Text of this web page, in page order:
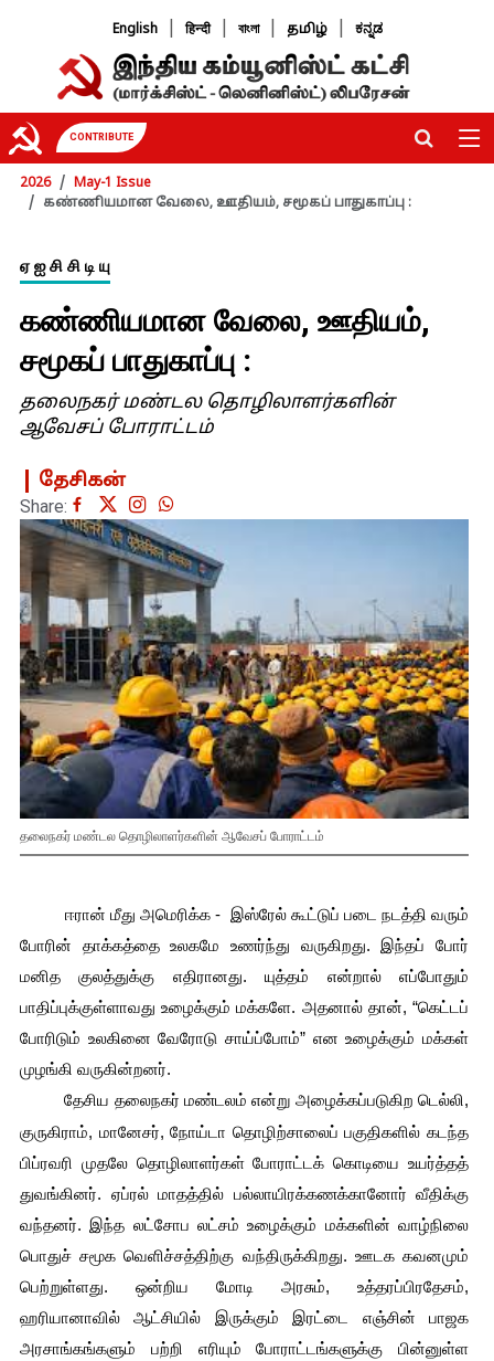
English हिन्दी বাংলা தமிழ் ಕನ್ನಡ
CONTRIBUTE
2026
May-1 Issue
கண்ணியமான வேலை, ஊதியம், சமூகப் பாதுகாப்பு :
ஏ ஐ சி சி டி யு
கண்ணியமான வேலை, ஊதியம்,
சமூகப் பாதுகாப்பு :
தலைநகர் மண்டல தொழிலாளர்களின்
ஆவேசப் போராட்டம்
தேசிகன்
Share:
தலைநகர் மண்டல தொழிலாளர்களின் ஆவேசப் போராட்டம்
          ஈரான் மீது அமெரிக்க -  இஸ்ரேல் கூட்டுப் படை நடத்தி வரும்
போரின் தாக்கத்தை உலகமே உணர்ந்து வருகிறது. இந்தப் போர்
மனித குலத்துக்கு எதிரானது. யுத்தம் என்றால் எப்போதும்
பாதிப்புக்குள்ளாவது உழைக்கும் மக்களே. அதனால் தான், “கெட்டப்
போரிடும் உலகினை வேரோடு சாய்ப்போம்” என உழைக்கும் மக்கள்
முழங்கி வருகின்றனர்.
தேசிய தலைநகர் மண்டலம் என்று அழைக்கப்படுகிற டெல்லி,
குருகிராம், மானேசர், நோய்டா தொழிற்சாலைப் பகுதிகளில் கடந்த
பிப்ரவரி முதலே தொழிலாளர்கள் போராட்டக் கொடியை உயர்த்தத்
துவங்கினர். ஏப்ரல் மாதத்தில் பல்லாயிரக்கணக்கானோர் வீதிக்கு
வந்தனர். இந்த லட்சோப லட்சம் உழைக்கும் மக்களின் வாழ்நிலை
பொதுச் சமூக வெளிச்சத்திற்கு வந்திருக்கிறது. ஊடக கவனமும்
பெற்றுள்ளது. ஒன்றிய மோடி அரசும், உத்தரப்பிரதேசம்,
ஹரியானாவில் ஆட்சியில் இருக்கும் இரட்டை எஞ்சின் பாஜக
அரசாங்கங்களும் பற்றி எரியும் போராட்டங்களுக்கு பின்னுள்ள